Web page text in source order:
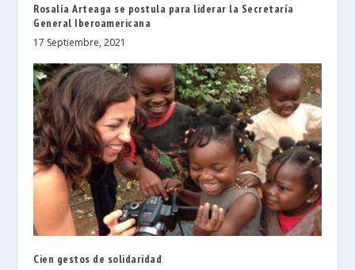
Rosalía Arteaga se postula para liderar la Secretaría
General Iberoamericana
17 Septiembre, 2021
Cien gestos de solidaridad